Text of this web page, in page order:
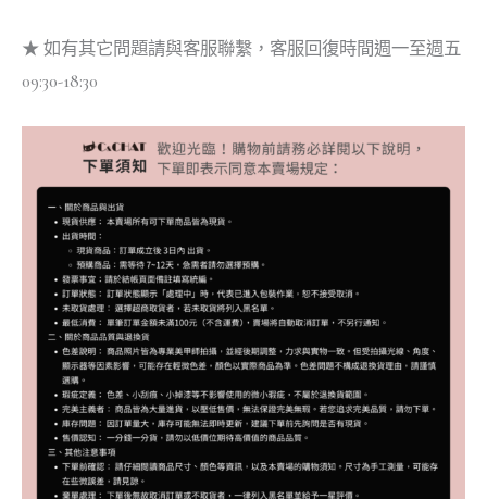
★ 如有其它問題請與客服聯繫，客服回復時間週一至週五
09:30-18:30